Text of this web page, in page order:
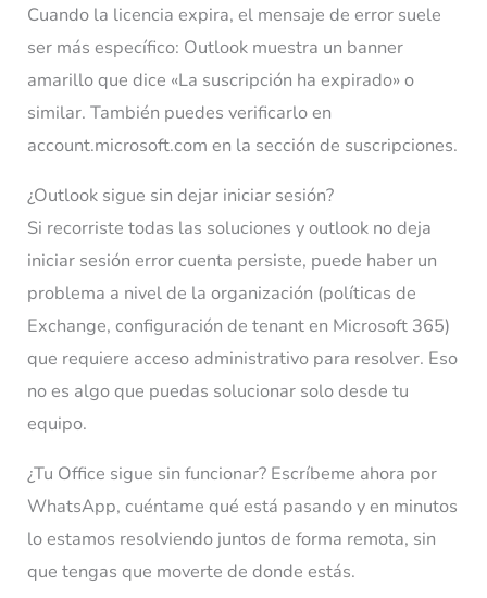
Cuando la licencia expira, el mensaje de error suele
ser más específico: Outlook muestra un banner
amarillo que dice «La suscripción ha expirado» o
similar. También puedes verificarlo en
account.microsoft.com en la sección de suscripciones.
¿Outlook sigue sin dejar iniciar sesión?
Si recorriste todas las soluciones y outlook no deja
iniciar sesión error cuenta persiste, puede haber un
problema a nivel de la organización (políticas de
Exchange, configuración de tenant en Microsoft 365)
que requiere acceso administrativo para resolver. Eso
no es algo que puedas solucionar solo desde tu
equipo.
¿Tu Office sigue sin funcionar? Escríbeme ahora por
WhatsApp, cuéntame qué está pasando y en minutos
lo estamos resolviendo juntos de forma remota, sin
que tengas que moverte de donde estás.